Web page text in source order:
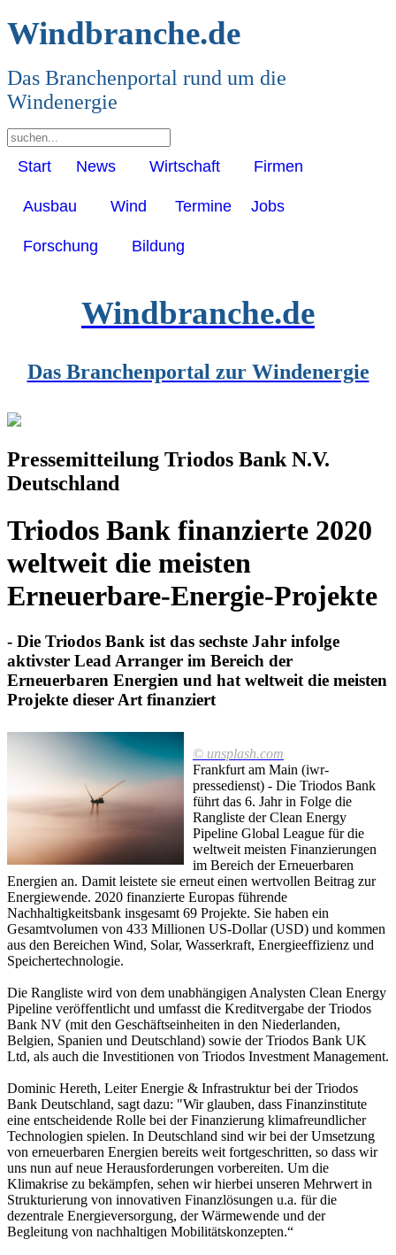
Windbranche.de
Das Branchenportal rund um die
Windenergie
Start News Wirtschaft Firmen
Ausbau Wind Termine Jobs
Forschung Bildung
Windbranche.de
Das Branchenportal zur Windenergie
Pressemitteilung Triodos Bank N.V.
Deutschland
Triodos Bank finanzierte 2020
weltweit die meisten
Erneuerbare-Energie-Projekte
- Die Triodos Bank ist das sechste Jahr infolge
aktivster Lead Arranger im Bereich der
Erneuerbaren Energien und hat weltweit die meisten
Projekte dieser Art finanziert
© unsplash.com
Frankfurt am Main (iwr-
pressedienst) - Die Triodos Bank
führt das 6. Jahr in Folge die
Rangliste der Clean Energy
Pipeline Global League für die
weltweit meisten Finanzierungen
im Bereich der Erneuerbaren
Energien an. Damit leistete sie erneut einen wertvollen Beitrag zur
Energiewende. 2020 finanzierte Europas führende
Nachhaltigkeitsbank insgesamt 69 Projekte. Sie haben ein
Gesamtvolumen von 433 Millionen US-Dollar (USD) und kommen
aus den Bereichen Wind, Solar, Wasserkraft, Energieeffizienz und
Speichertechnologie.
Die Rangliste wird von dem unabhängigen Analysten Clean Energy
Pipeline veröffentlicht und umfasst die Kreditvergabe der Triodos
Bank NV (mit den Geschäftseinheiten in den Niederlanden,
Belgien, Spanien und Deutschland) sowie der Triodos Bank UK
Ltd, als auch die Investitionen von Triodos Investment Management.
Dominic Hereth, Leiter Energie & Infrastruktur bei der Triodos
Bank Deutschland, sagt dazu: "Wir glauben, dass Finanzinstitute
eine entscheidende Rolle bei der Finanzierung klimafreundlicher
Technologien spielen. In Deutschland sind wir bei der Umsetzung
von erneuerbaren Energien bereits weit fortgeschritten, so dass wir
uns nun auf neue Herausforderungen vorbereiten. Um die
Klimakrise zu bekämpfen, sehen wir hierbei unseren Mehrwert in
Strukturierung von innovativen Finanzlösungen u.a. für die
dezentrale Energieversorgung, der Wärmewende und der
Begleitung von nachhaltigen Mobilitätskonzepten.“